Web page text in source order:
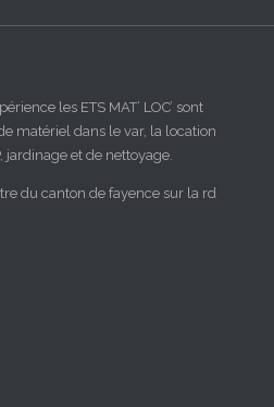
les ETS MAT’ LOC’ sont
matériel dans le var, la location
jardinage et de nettoyage.
du canton de fayence sur la rd